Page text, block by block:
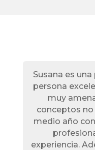
Susana es
persona
muy
conceptos no
medio año
experiencia.